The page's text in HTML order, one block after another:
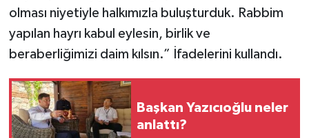
olması niyetiyle halkımızla buluşturduk. Rabbim
yapılan hayrı kabul eylesin, birlik ve
beraberliğimizi daim kılsın.” İfadelerini kullandı.
Başkan Yazıcıoğlu neler
anlattı?